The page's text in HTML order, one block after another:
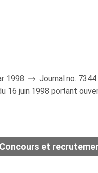
1998
Journal no. 7344
16 juin 1998 portant
Concours et